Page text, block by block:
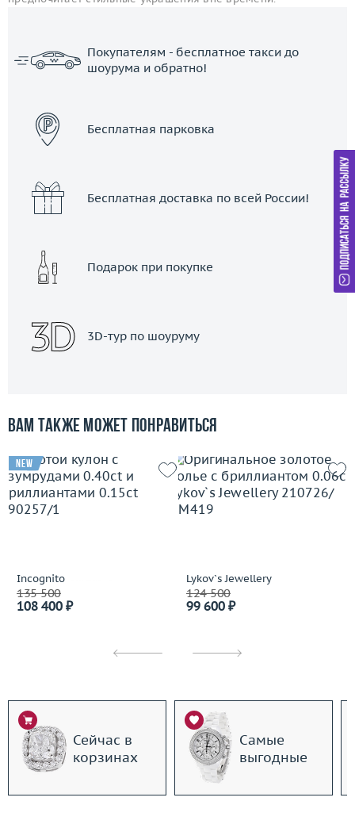
Покупателям - бесплатное такси до
шоурума и обратно!
Бесплатная парковка
Бесплатная доставка по всей России!
Подарок при покупке
3D-тур по шоуруму
Вам также может понравиться
Incognito
135 500
108 400 ₽
new
Lykov`s Jewellery
124 500
99 600 ₽
Сейчас в
корзинах
Самые
выгодные